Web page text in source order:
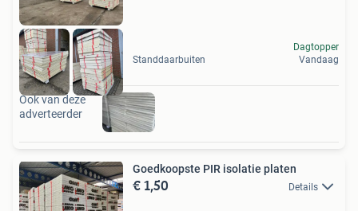
Standdaarbuiten
Dagtopper
Vandaag
Ook van deze
adverteerder
Goedkoopste PIR isolatie platen
€ 1,50 Details